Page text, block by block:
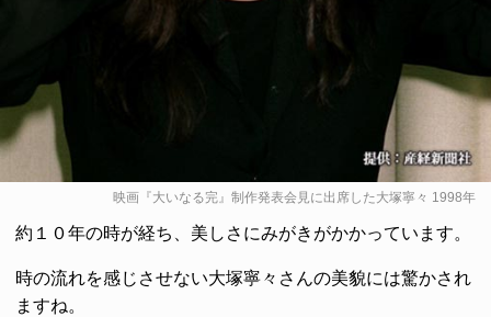
映画『大いなる完』制作発表会見に出席した大塚寧々 1998年
約１０年の時が経ち、美しさにみがきがかかっています。
時の流れを感じさせない大塚寧々さんの美貌には驚かされ
ますね。